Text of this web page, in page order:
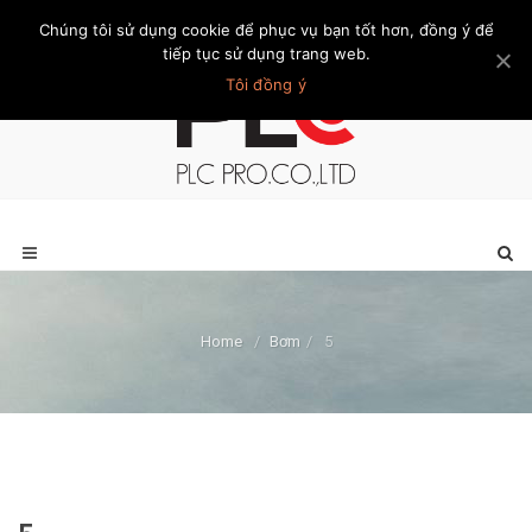
Trang chủ Giới thiệu Khách hàng Liên hệ Thành viên
Home / Bơm / 5
Chúng tôi sử dụng cookie để phục vụ bạn tốt hơn, đồng ý để
tiếp tục sử dụng trang web.
Tôi đồng ý